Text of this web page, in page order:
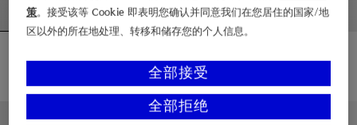
¥13,500.00
小号格纹托特包, ¥13,500.00
¥13,500.00
中号格纹托特包, ¥13,500.00
新品上架
策。接受该等 Cookie 即表明您确认并同意我们在您居住的国家/地
区以外的所在地处理、转移和储存您的个人信息。
全部拒绝
全部接受